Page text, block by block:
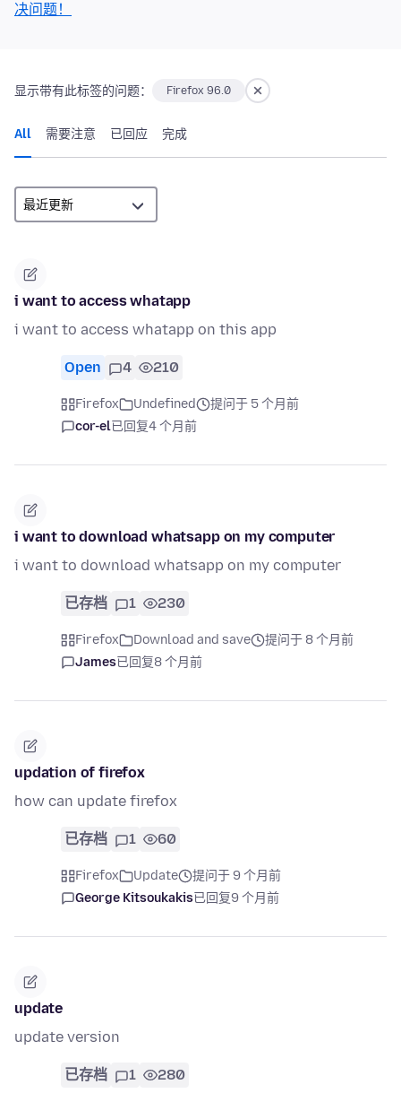
决问题！
显示带有此标签的问题： Firefox 96.0
All 需要注意 已回应 完成
i want to access whatapp
i want to access whatapp on this app
Open 4 210
Firefox Undefined
提问于 5 个月前
cor-el已回复4 个月前
i want to download whatsapp on my computer
i want to download whatsapp on my computer
已存档 1 230
Firefox Download and save
提问于 8 个月前
James已回复8 个月前
updation of firefox
how can update firefox
已存档 1 60
Firefox Update
提问于 9 个月前
George Kitsoukakis已回复9 个月前
update
update version
已存档 1 280